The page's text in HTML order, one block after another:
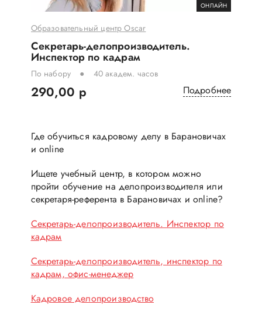
ОНЛАЙН
Образовательный центр Oscar
Секретарь-делопроизводитель.
Инспектор по кадрам
По набору 40 академ. часов
290,00 р Подробнее
Где обучиться кадровому делу в Барановичах
и online
Ищете учебный центр, в котором можно
пройти обучение на делопроизводителя или
секретаря-референта в Барановичах и online?
Секретарь-делопроизводитель. Инспектор по
кадрам
Секретарь-делопроизводитель, инспектор по
кадрам, офис-менеджер
Кадровое делопроизводство